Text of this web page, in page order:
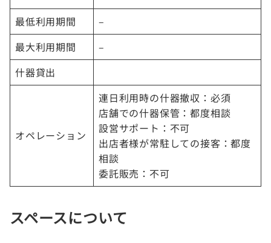
最低利用期間
–
最大利用期間
–
什器貸出
オペレーション
連日利用時の什器撤収：必須
店舗での什器保管：都度相談
設営サポート：不可
出店者様が常駐しての接客：都度
相談
委託販売：不可
スペースについて